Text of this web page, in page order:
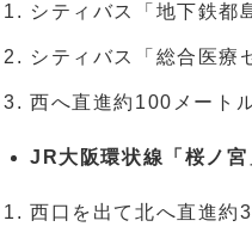
シティバス「地下鉄都
シティバス「総合医療
西へ直進約100メート
JR大阪環状線「桜ノ
西口を出て北へ直進約